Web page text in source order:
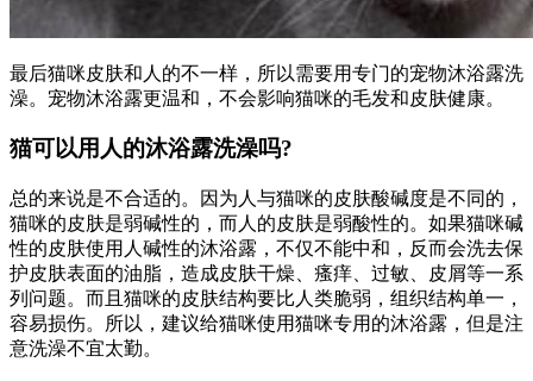
最后猫咪皮肤和人的不一样，所以需要用专门的宠物沐浴露洗
澡。宠物沐浴露更温和，不会影响猫咪的毛发和皮肤健康。
猫可以用人的沐浴露洗澡吗?
总的来说是不合适的。因为人与猫咪的皮肤酸碱度是不同的，
猫咪的皮肤是弱碱性的，而人的皮肤是弱酸性的。如果猫咪碱
性的皮肤使用人碱性的沐浴露，不仅不能中和，反而会洗去保
护皮肤表面的油脂，造成皮肤干燥、瘙痒、过敏、皮屑等一系
列问题。而且猫咪的皮肤结构要比人类脆弱，组织结构单一，
容易损伤。所以，建议给猫咪使用猫咪专用的沐浴露，但是注
意洗澡不宜太勤。